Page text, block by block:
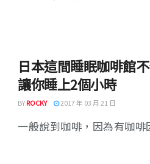
日本這間睡眠咖啡館
讓你睡上2個小時
BYROCKY 2017 年 03 月 21 日
一般說到咖啡，因為有咖啡